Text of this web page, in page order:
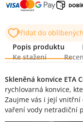
Přidat do oblíbených
Popis produktu
Ke stažení
Popis produktu
Skleněná konvice ETA
rychlovarná konvice,
Zaujme vás i její vnitřní
vaření vody netradiční